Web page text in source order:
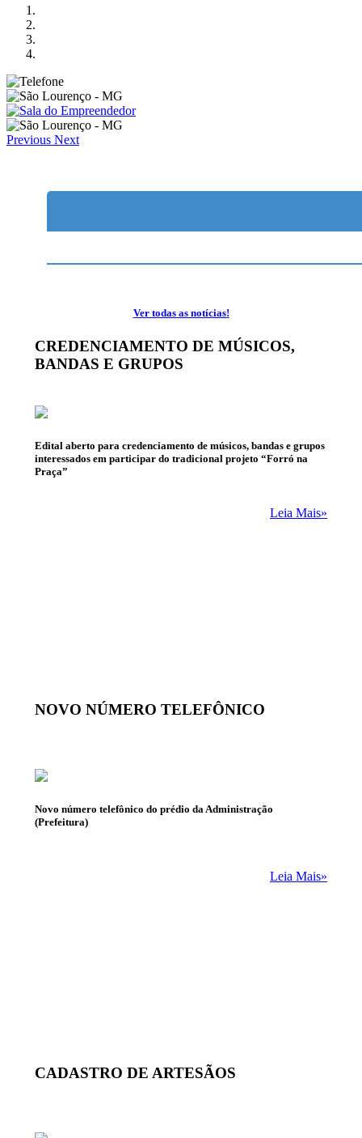
Previous Next
Ver todas as notícias!
CREDENCIAMENTO DE MÚSICOS,
BANDAS E GRUPOS
Edital aberto para credenciamento de músicos, bandas e grupos
interessados em participar do tradicional projeto “Forró na
Praça”
Leia Mais»
NOVO NÚMERO TELEFÔNICO
Novo número telefônico do prédio da Administração
(Prefeitura)
Leia Mais»
CADASTRO DE ARTESÃOS